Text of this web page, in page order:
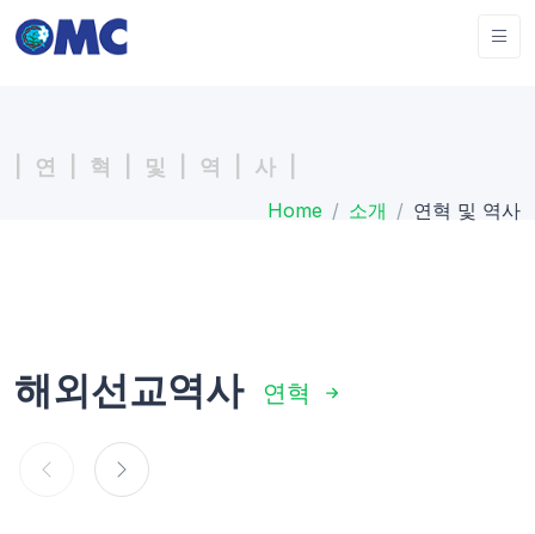
| 연 | 혁 | 및 | 역 | 사 |
Home 소개 연혁 및 역사
해외선교역사 연혁